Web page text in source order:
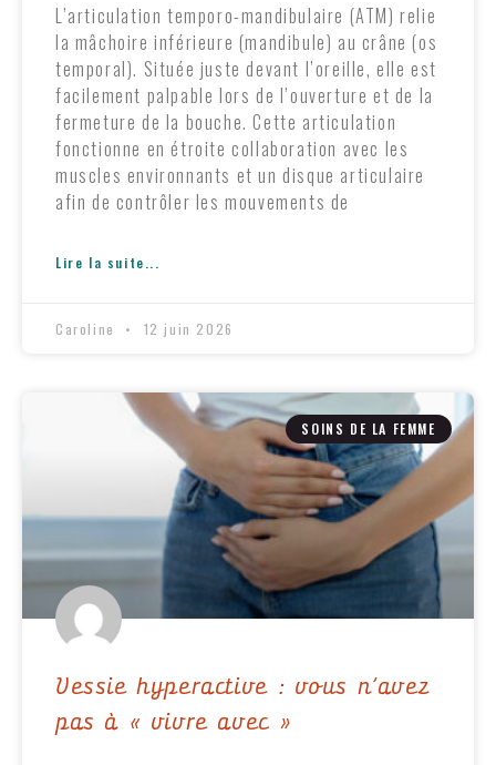
L’articulation temporo-mandibulaire (ATM) relie
la mâchoire inférieure (mandibule) au crâne (os
temporal). Située juste devant l’oreille, elle est
facilement palpable lors de l’ouverture et de la
fermeture de la bouche. Cette articulation
fonctionne en étroite collaboration avec les
muscles environnants et un disque articulaire
afin de contrôler les mouvements de
Lire la suite...
Caroline 12 juin 2026
SOINS DE LA FEMME
Vessie hyperactive : vous n’avez
pas à « vivre avec »